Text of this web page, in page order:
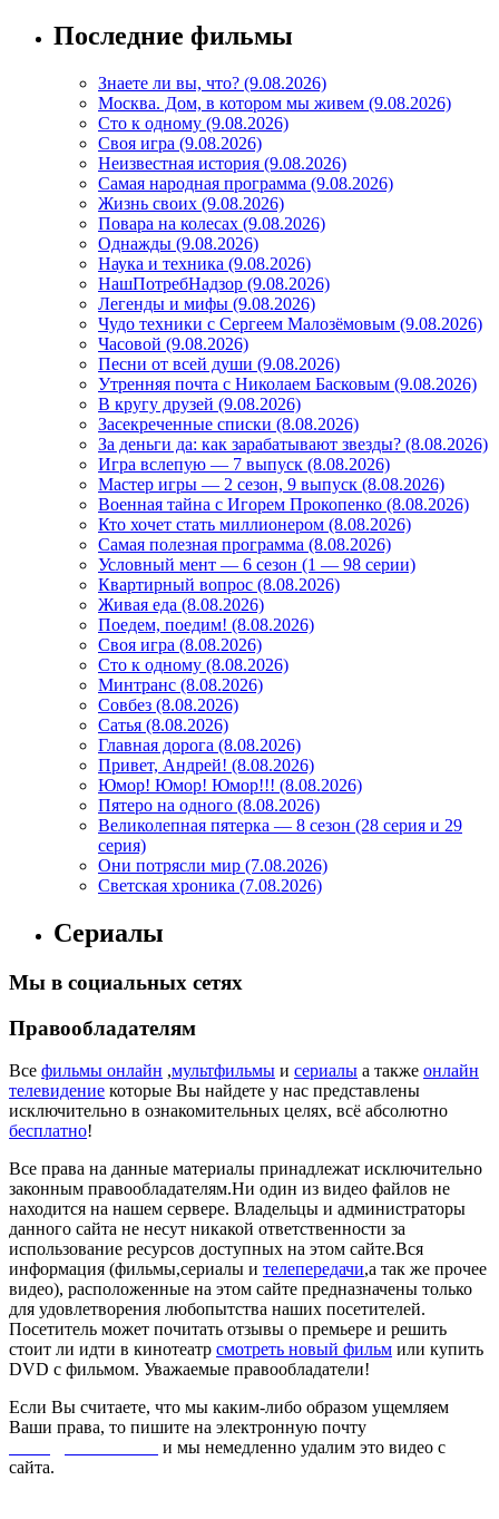
Последние фильмы
Знаете ли вы, что? (9.08.2026)
Mосква. Дом, в котором мы живем (9.08.2026)
Сто к одному (9.08.2026)
Своя игра (9.08.2026)
Неизвестная история (9.08.2026)
Самая народная программа (9.08.2026)
Жизнь своих (9.08.2026)
Повара на колесах (9.08.2026)
Однажды (9.08.2026)
Наука и техника (9.08.2026)
НашПотребНадзор (9.08.2026)
Легенды и мифы (9.08.2026)
Чудо техники с Сергеем Малозёмовым (9.08.2026)
Часовой (9.08.2026)
Песни от всей души (9.08.2026)
Утренняя почта с Николаем Басковым (9.08.2026)
В кругу друзей (9.08.2026)
Засекреченные списки (8.08.2026)
За деньги да: как зарабатывают звезды? (8.08.2026)
Игра вслепую — 7 выпуск (8.08.2026)
Мастер игры — 2 сезон, 9 выпуск (8.08.2026)
Военная тайна с Игорем Прокопенко (8.08.2026)
Кто хочет стать миллионером (8.08.2026)
Самая полезная программа (8.08.2026)
Условный мент — 6 сезон (1 — 98 серии)
Квартирный вопрос (8.08.2026)
Живая еда (8.08.2026)
Поедем, поедим! (8.08.2026)
Своя игра (8.08.2026)
Сто к одному (8.08.2026)
Минтранс (8.08.2026)
Совбез (8.08.2026)
Сатья (8.08.2026)
Главная дорога (8.08.2026)
Привет, Андрей! (8.08.2026)
Юмор! Юмор! Юмор!!! (8.08.2026)
Пятеро на одного (8.08.2026)
Великолепная пятерка — 8 сезон (28 серия и 29
серия)
Они потрясли мир (7.08.2026)
Светская хроника (7.08.2026)
Сериалы
Мы в социальных сетях
Правообладателям
Все фильмы онлайн ,мультфильмы и сериалы а также онлайн
телевидение которые Вы найдете у нас представлены
исключительно в ознакомительных целях, всё абсолютно
бесплатно!
Все права на данные материалы принадлежат исключительно
законным правообладателям.Ни один из видео файлов не
находится на нашем сервере. Владельцы и администраторы
данного сайта не несут никакой ответственности за
использование ресурсов доступных на этом сайте.Вся
информация (фильмы,сериалы и телепередачи,а так же прочее
видео), расположенные на этом сайте предназначены только
для удовлетворения любопытства наших посетителей.
Посетитель может почитать отзывы о премьере и решить
стоит ли идти в кинотеатр смотреть новый фильм или купить
DVD с фильмом. Уважаемые правообладатели!
Если Вы считаете, что мы каким-либо образом ущемляем
Ваши права, то пишите на электронную почту
и мы немедленно удалим это видео с
сайта.